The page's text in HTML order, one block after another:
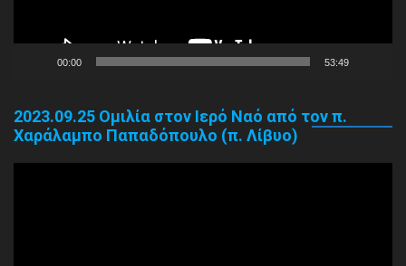
00:00 53:49
2023.09.25 Ομιλία στον Ιερό Ναό από τον π.
Χαράλαμπο Παπαδόπουλο (π. Λίβυο)